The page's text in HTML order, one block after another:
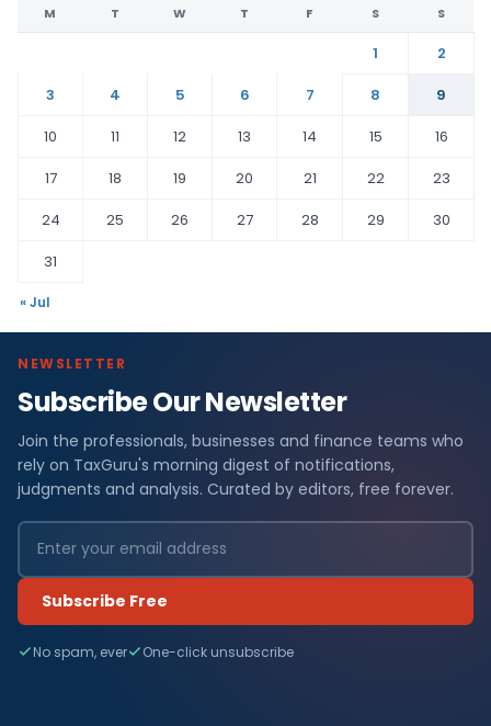
M T W T F S S
1
2
3
4 5 6 7 8
9
10
11 12 13 14 15
16
17
18 19 20 21 22
23
24
25 26 27 28 29
30
31
« Jul
NEWSLETTER
Subscribe Our Newsletter
Join the professionals, businesses and finance teams who
rely on TaxGuru's morning digest of notifications,
judgments and analysis. Curated by editors, free forever.
Subscribe Free
No spam, ever One-click unsubscribe